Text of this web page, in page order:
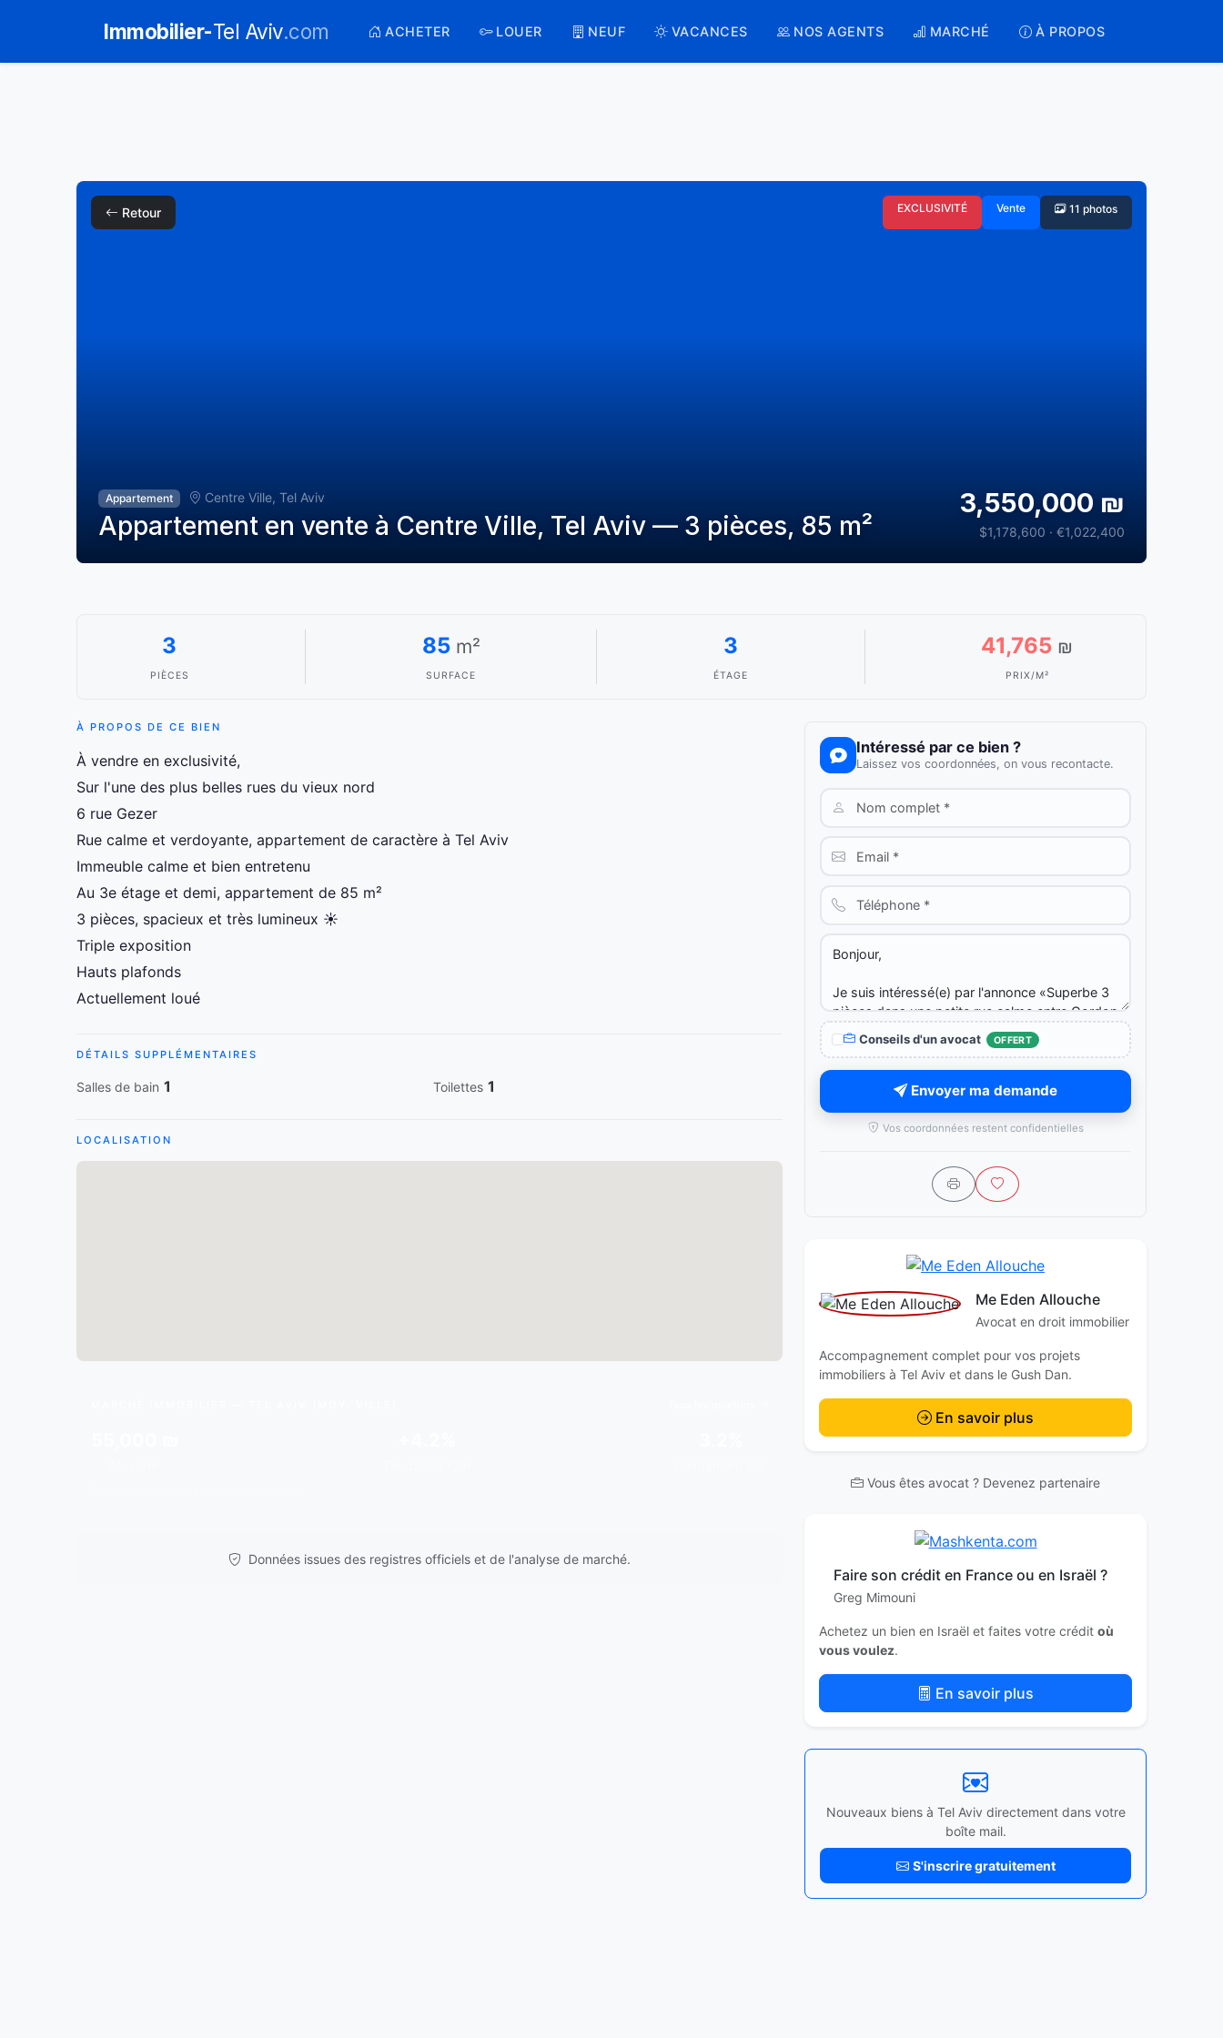
Immobilier-Tel Aviv.com ACHETER LOUER NEUF VACANCES NOS AGENTS MARCHÉ À PROPOS
Retour EXCLUSIVITÉ Vente 11 photos
Appartement Centre Ville, Tel Aviv
Appartement en vente à Centre Ville, Tel Aviv — 3 pièces, 85 m²
3,550,000 ₪
$1,178,600 · €1,022,400
3
PIÈCES
85m²
SURFACE
3
ÉTAGE
41,765 ₪
PRIX/M²
À PROPOS DE CE BIEN
À vendre en exclusivité,
Sur l'une des plus belles rues du vieux nord
6 rue Gezer
Rue calme et verdoyante, appartement de caractère à Tel Aviv
Immeuble calme et bien entretenu
Au 3e étage et demi, appartement de 85 m²
3 pièces, spacieux et très lumineux ☀️
Triple exposition
Hauts plafonds
Actuellement loué
DÉTAILS SUPPLÉMENTAIRES
Salles de bain 1 Toilettes 1
LOCALISATION
Données issues des registres officiels et de l'analyse de marché.
Intéressé par ce bien ?
Laissez vos coordonnées, on vous recontacte.
Conseils d'un avocat OFFERT
Envoyer ma demande
Vos coordonnées restent confidentielles
Me Eden Allouche
Avocat en droit immobilier
Accompagnement complet pour vos projets
immobiliers à Tel Aviv et dans le Gush Dan.
En savoir plus
Vous êtes avocat ? Devenez partenaire
Faire son crédit en France ou en Israël ?
Greg Mimouni
Achetez un bien en Israël et faites votre crédit où
vous voulez.
En savoir plus
Nouveaux biens à Tel Aviv directement dans votre
boîte mail.
S'inscrire gratuitement